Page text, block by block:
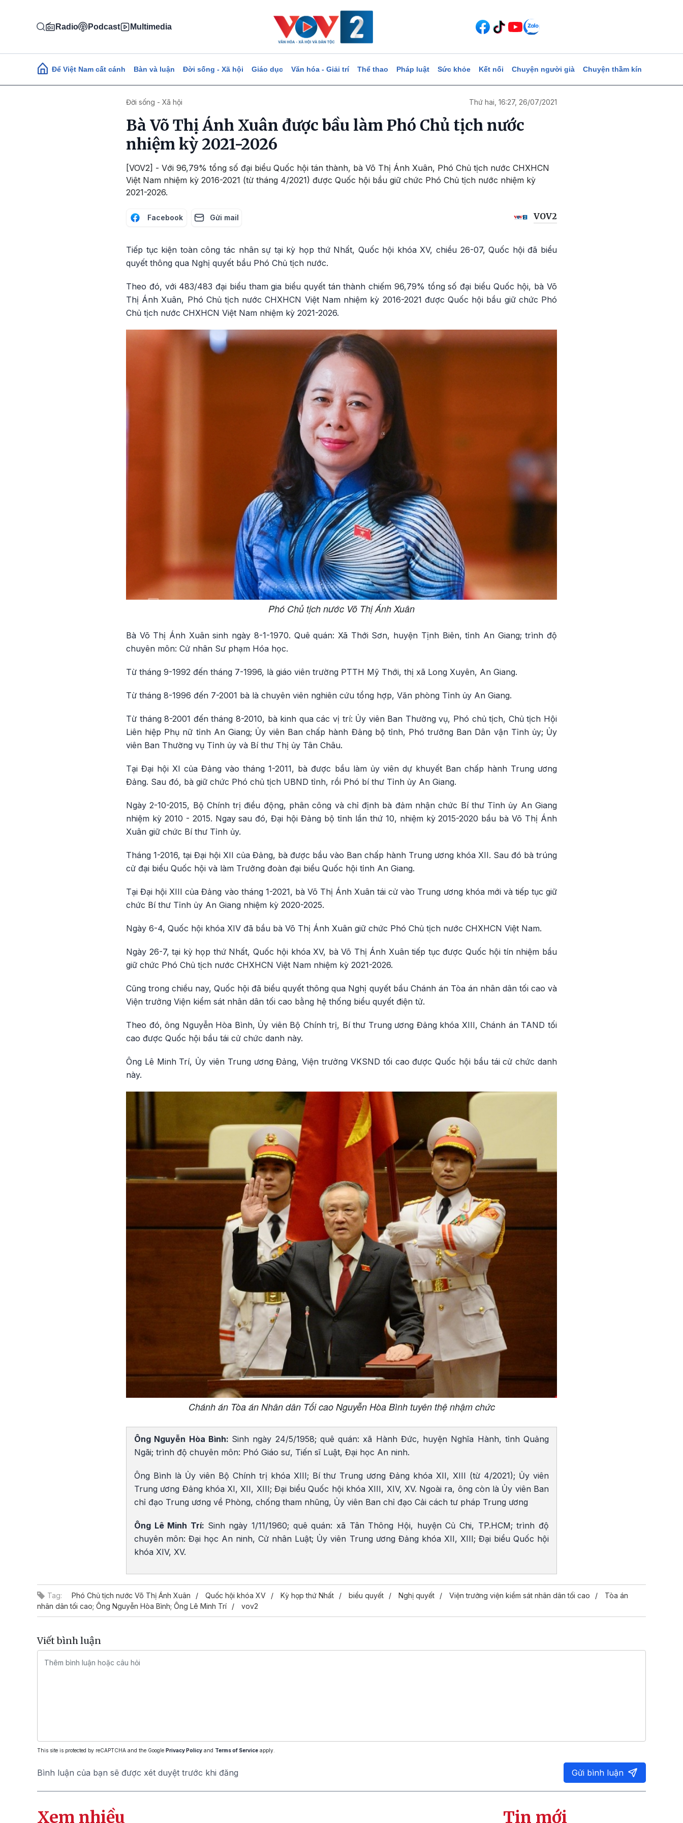
Radio Podcast Multimedia
Main navigation
Để Việt Nam cất cánh Bàn và luận Đời sống - Xã hội Giáo dục Văn hóa - Giải trí Thể thao Pháp luật Sức khỏe Kết nối Chuyện người già Chuyện thầm kín
Đời sống - Xã hội Thứ hai, 16:27, 26/07/2021
Bà Võ Thị Ánh Xuân được bầu làm Phó Chủ tịch nước
nhiệm kỳ 2021-2026
[VOV2] - Với 96,79% tổng số đại biểu Quốc hội tán thành, bà Võ Thị Ánh Xuân, Phó Chủ tịch nước CHXHCN
Việt Nam nhiệm kỳ 2016-2021 (từ tháng 4/2021) được Quốc hội bầu giữ chức Phó Chủ tịch nước nhiệm kỳ
2021-2026.
Facebook Gửi mail VOV2
Tiếp tục kiện toàn công tác nhân sự tại kỳ họp thứ Nhất, Quốc hội khóa XV, chiều 26-07, Quốc hội đã biểu
quyết thông qua Nghị quyết bầu Phó Chủ tịch nước.
Theo đó, với 483/483 đại biểu tham gia biểu quyết tán thành chiếm 96,79% tổng số đại biểu Quốc hội, bà Võ
Thị Ánh Xuân, Phó Chủ tịch nước CHXHCN Việt Nam nhiệm kỳ 2016-2021 được Quốc hội bầu giữ chức Phó
Chủ tịch nước CHXHCN Việt Nam nhiệm kỳ 2021-2026.
Phó Chủ tịch nước Võ Thị Ánh Xuân
Bà Võ Thị Ánh Xuân sinh ngày 8-1-1970. Quê quán: Xã Thới Sơn, huyện Tịnh Biên, tỉnh An Giang; trình độ
chuyên môn: Cử nhân Sư phạm Hóa học.
Từ tháng 9-1992 đến tháng 7-1996, là giáo viên trường PTTH Mỹ Thới, thị xã Long Xuyên, An Giang.
Từ tháng 8-1996 đến 7-2001 bà là chuyên viên nghiên cứu tổng hợp, Văn phòng Tỉnh ủy An Giang.
Từ tháng 8-2001 đến tháng 8-2010, bà kinh qua các vị trí: Ủy viên Ban Thường vụ, Phó chủ tịch, Chủ tịch Hội
Liên hiệp Phụ nữ tỉnh An Giang; Ủy viên Ban chấp hành Đảng bộ tỉnh, Phó trưởng Ban Dân vận Tỉnh ủy; Ủy
viên Ban Thường vụ Tỉnh ủy và Bí thư Thị ủy Tân Châu.
Tại Đại hội XI của Đảng vào tháng 1-2011, bà được bầu làm ủy viên dự khuyết Ban chấp hành Trung ương
Đảng. Sau đó, bà giữ chức Phó chủ tịch UBND tỉnh, rồi Phó bí thư Tỉnh ủy An Giang.
Ngày 2-10-2015, Bộ Chính trị điều động, phân công và chỉ định bà đảm nhận chức Bí thư Tỉnh ủy An Giang
nhiệm kỳ 2010 - 2015. Ngay sau đó, Đại hội Đảng bộ tỉnh lần thứ 10, nhiệm kỳ 2015-2020 bầu bà Võ Thị Ánh
Xuân giữ chức Bí thư Tỉnh ủy.
Tháng 1-2016, tại Đại hội XII của Đảng, bà được bầu vào Ban chấp hành Trung ương khóa XII. Sau đó bà trúng
cử đại biểu Quốc hội và làm Trưởng đoàn đại biểu Quốc hội tỉnh An Giang.
Tại Đại hội XIII của Đảng vào tháng 1-2021, bà Võ Thị Ánh Xuân tái cử vào Trung ương khóa mới và tiếp tục giữ
chức Bí thư Tỉnh ủy An Giang nhiệm kỳ 2020-2025.
Ngày 6-4, Quốc hội khóa XIV đã bầu bà Võ Thị Ánh Xuân giữ chức Phó Chủ tịch nước CHXHCN Việt Nam.
Ngày 26-7, tại kỳ họp thứ Nhất, Quốc hội khóa XV, bà Võ Thị Ánh Xuân tiếp tục được Quốc hội tín nhiệm bầu
giữ chức Phó Chủ tịch nước CHXHCN Việt Nam nhiệm kỳ 2021-2026.
Cũng trong chiều nay, Quốc hội đã biểu quyết thông qua Nghị quyết bầu Chánh án Tòa án nhân dân tối cao và
Viện trưởng Viện kiểm sát nhân dân tối cao bằng hệ thống biểu quyết điện tử.
Theo đó, ông Nguyễn Hòa Bình, Ủy viên Bộ Chính trị, Bí thư Trung ương Đảng khóa XIII, Chánh án TAND tối
cao được Quốc hội bầu tái cử chức danh này.
Ông Lê Minh Trí, Ủy viên Trung ương Đảng, Viện trưởng VKSND tối cao được Quốc hội bầu tái cử chức danh
này.
Chánh án Tòa án Nhân dân Tối cao Nguyễn Hòa Bình tuyên thệ nhậm chức
Ông Nguyễn Hòa Bình: Sinh ngày 24/5/1958; quê quán: xã Hành Đức, huyện Nghĩa Hành, tỉnh Quảng
Ngãi; trình độ chuyên môn: Phó Giáo sư, Tiến sĩ Luật, Đại học An ninh.
Ông Bình là Ủy viên Bộ Chính trị khóa XIII; Bí thư Trung ương Đảng khóa XII, XIII (từ 4/2021); Ủy viên
Trung ương Đảng khóa XI, XII, XIII; Đại biểu Quốc hội khóa XIII, XIV, XV. Ngoài ra, ông còn là Ủy viên Ban
chỉ đạo Trung ương về Phòng, chống tham nhũng, Ủy viên Ban chỉ đạo Cải cách tư pháp Trung ương
Ông Lê Minh Trí: Sinh ngày 1/11/1960; quê quán: xã Tân Thông Hội, huyện Củ Chi, TP.HCM; trình độ
chuyên môn: Đại học An ninh, Cử nhân Luật; Ủy viên Trung ương Đảng khóa XII, XIII; Đại biểu Quốc hội
khóa XIV, XV.
Tag: Phó Chủ tịch nước Võ Thị Ánh Xuân Quốc hội khóa XV Kỳ họp thứ Nhất biểu quyết Nghị quyết Viện trưởng viện kiểm sát nhân dân tối cao
Tòa án
nhân dân tối cao; Ông Nguyễn Hòa Bình; Ông Lê Minh Trí
vov2
Viết bình luận
This site is protected by reCAPTCHA and the Google Privacy Policy and Terms of Service apply.
Bình luận của bạn sẽ được xét duyệt trước khi đăng Gửi bình luận
Xem nhiều Tin mới